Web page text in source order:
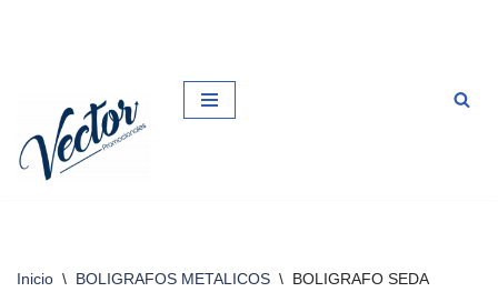
contenido
Inicio \ BOLIGRAFOS METALICOS \ BOLIGRAFO SEDA